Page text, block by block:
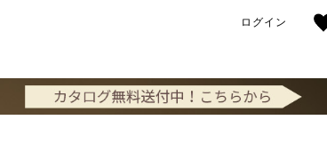
ログイン